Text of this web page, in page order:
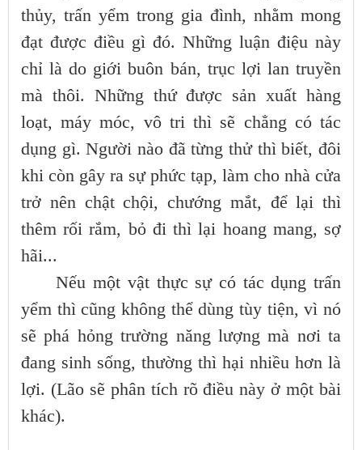
thủy, trấn yểm trong gia đình, nhằm mong
đạt được điều gì đó. Những luận điệu này
chỉ là do giới buôn bán, trục lợi lan truyền
mà thôi. Những thứ được sản xuất hàng
loạt, máy móc, vô tri thì sẽ chẳng có tác
dụng gì. Người nào đã từng thử thì biết, đôi
khi còn gây ra sự phức tạp, làm cho nhà cửa
trở nên chật chội, chướng mắt, để lại thì
thêm rối rắm, bỏ đi thì lại hoang mang, sợ
hãi...
Nếu một vật thực sự có tác dụng trấn
yểm thì cũng không thể dùng tùy tiện, vì nó
sẽ phá hỏng trường năng lượng mà nơi ta
đang sinh sống, thường thì hại nhiều hơn là
lợi. (Lão sẽ phân tích rõ điều này ở một bài
khác).